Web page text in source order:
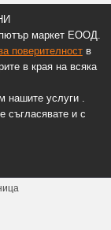
маркет ЕООД.
поверителноств
в края на всяка
нашите услуги .
съгласявате и с